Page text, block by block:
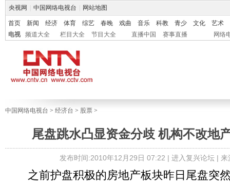
央视网 中国网络电视台 网站地图
首页 新闻 经济 体育 综艺 春晚 戏曲 音乐 科教 青少 文化
艺术
电视
频道大全 栏目大全 节目大全 直播中国 赛事直播 网络
中国网络电视台 > 经济台 > 股票 >
尾盘跳水凸显资金分歧 机构不改地
发布时间:2010年12月29日 07:22 | 进入复兴论坛| 来
之前护盘积极的房地产板块昨日尾盘突